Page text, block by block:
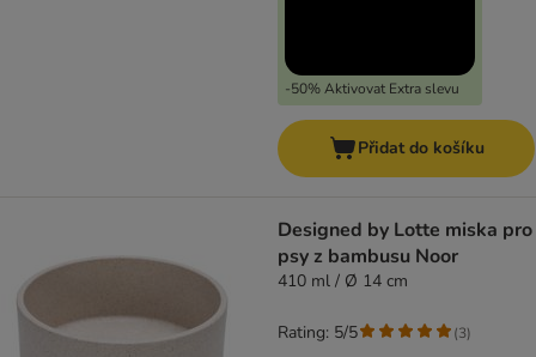
-50% Aktivovat Extra slevu
Přidat do košíku
Designed by Lotte miska pro
psy z bambusu Noor
410 ml / Ø 14 cm
Rating: 5/5 (3)